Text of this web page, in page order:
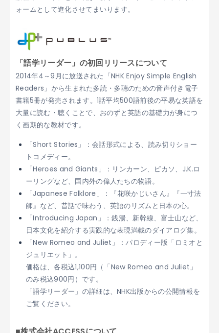
ォームとして進化させてまいります。
「語学リーダー」の初回リリースについて
2014年4～9月に放送された「NHK Enjoy Simple English
Readers」から生まれた多読・多聴のための音声付き電子
書籍5冊が発売されます。1話平均500語前後の平易な英語を
大量に読む・聴くことで、おのずと英語の基礎力が身につ
く画期的な教材です。
「Short Stories」：会話形式による、読み切りショー
トコメディー。
「Heroes and Giants」：リンカーン、ピカソ、J.K.ロ
ーリングなど、国内外の偉人たちの物語。
「Japanese Folklore」：『花咲かじいさん』『一寸法
師』など、昔話で味わう、英語のリズムと日本の心。
「Introducing Japan」：銭湯、新幹線、富士山など、
日本文化を紹介する実践的な表現満載のダイアログ集。
「New Romeo and Juliet」：パロディー版「ロミオと
ジュリエット」。
価格は、各税込1,100円（「New Romeo and Juliet」
のみ税込900円）です。
「語学リーダー」の詳細は、NHK出版からの公開情報を
ご覧ください。